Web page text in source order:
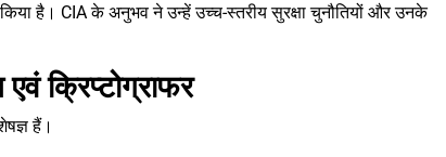
किया है। CIA के अनुभव ने उन्हें उच्च-स्तरीय सुरक्षा चुनौतियों और उनके
क्रिप्टोग्राफर
हैं।